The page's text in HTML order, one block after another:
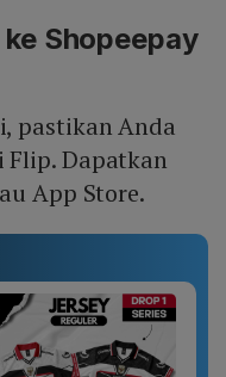
Shopeepay
pastikan Anda
Flip. Dapatkan
App Store.